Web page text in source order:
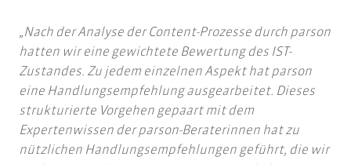
Nach der Analyse der Content-Prozesse durch parson
hatten wir eine gewichtete Bewertung des IST-
Zustandes. Zu jedem einzelnen Aspekt hat parson
eine Handlungsempfehlung ausgearbeitet. Dieses
strukturierte Vorgehen gepaart mit dem
Expertenwissen der parson-Beraterinnen hat zu
nützlichen Handlungsempfehlungen geführt, die wir